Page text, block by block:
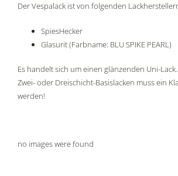
Der Vespalack ist von folgenden
SpiesHecker
Glasurit (Farbname: BLU SPIKE PEARL)
Es handelt sich um einen glänzenden Uni-
Zwei- oder Dreischicht-Basislacken muss ein
werden!
no images were found